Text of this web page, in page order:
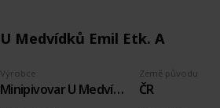
U Medvídků Emil Etk. A
Výrobce
Minipivovar U Medvídků
Země původu
ČR